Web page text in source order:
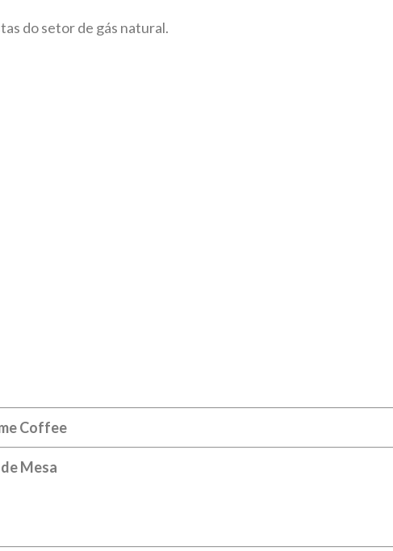
do setor de gás natural.
Coffee
Mesa